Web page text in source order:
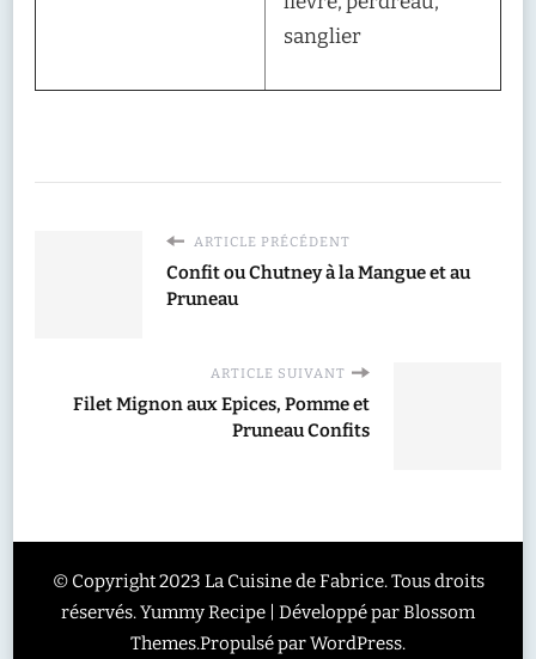
sanglier
ARTICLE PRÉCÉDENT
Confit ou Chutney à la Mangue et au
Pruneau
ARTICLE SUIVANT
Filet Mignon aux Epices, Pomme et
Pruneau Confits
© Copyright 2023 La Cuisine de Fabrice. Tous droits
réservés. Yummy Recipe | Développé parBlossom
Themes.Propulsé parWordPress.